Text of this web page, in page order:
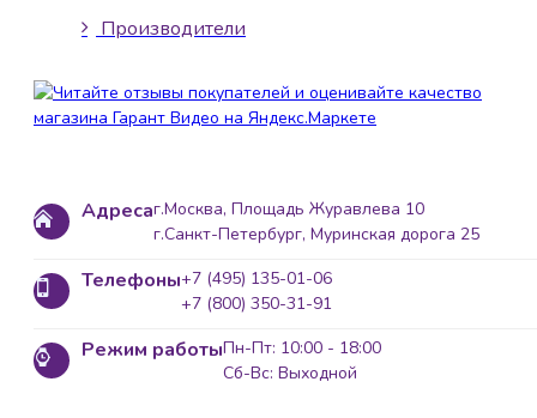
Производители
Адресаг.Москва, Площадь Журавлева 10
г.Санкт-Петербург, Муринская дорога 25
Телефоны+7 (495) 135-01-06
+7 (800) 350-31-91
Режим работыПн-Пт: 10:00 - 18:00
Сб-Вс: Выходной